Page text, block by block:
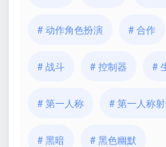
# 动作角色扮演 # 合作
# 战斗 # 控制器 #
# 第一人称 # 第一人称
# 黑暗 # 黑色幽默